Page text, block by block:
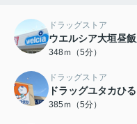
ドラッグストア
ウエルシア大垣昼
348ｍ（5分）
ドラッグストア
ドラッグユタカひ
385ｍ（5分）